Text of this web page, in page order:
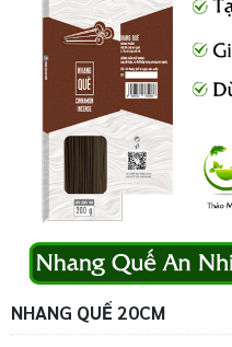
NHANG QUẾ 20CM